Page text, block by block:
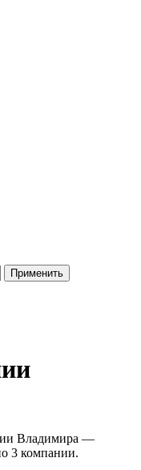
Владимира —
3 компании.